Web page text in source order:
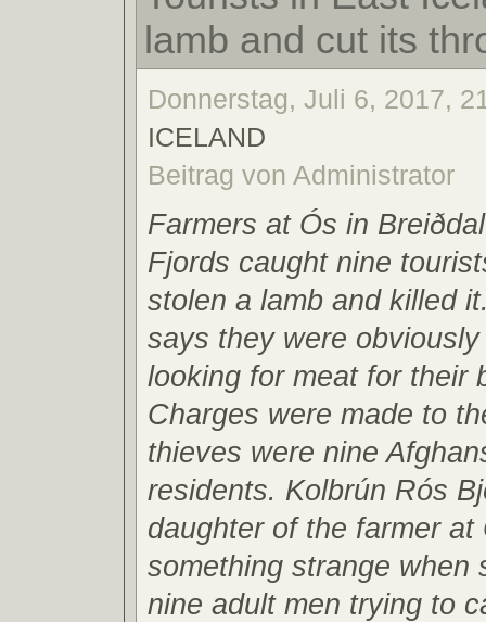
lamb and cut its
Donnerstag, Juli 6, 2017,
ICELAND
Beitrag von Administrator
Farmers at Ós in
Fjords caught nine
stolen a lamb and killed
says they were
looking for meat for their
Charges were made to
thieves were nine
residents. Kolbrún Rós
daughter of the farmer
something strange when
nine adult men trying to